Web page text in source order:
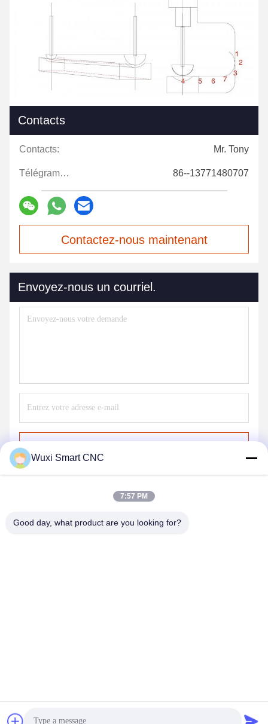
Contacts
Contacts: Mr. Tony
Télégramme: 86--13771480707
Contactez-nous maintenant
Envoyez-nous un courriel.
Chine Bonne qualité frein de presse hydraulique Le fournisseur. 2019-2026
Wuxi Smart CNC
7:57 PM
Good day, what product are you looking for?